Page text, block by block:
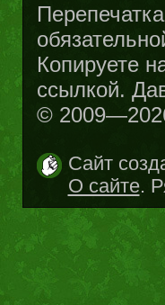
Копируете
ссылкой.
©
Сайт
О сайте.